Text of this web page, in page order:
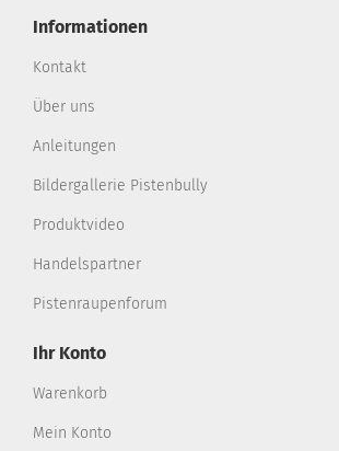
Informationen
Kontakt
Über uns
Anleitungen
Bildergallerie Pistenbully
Produktvideo
Handelspartner
Pistenraupenforum
Ihr Konto
Warenkorb
Mein Konto